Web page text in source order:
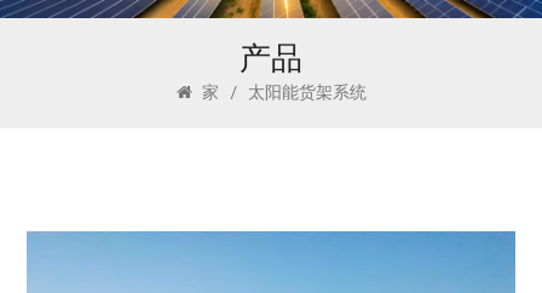
产品
家 / 太阳能货架系统